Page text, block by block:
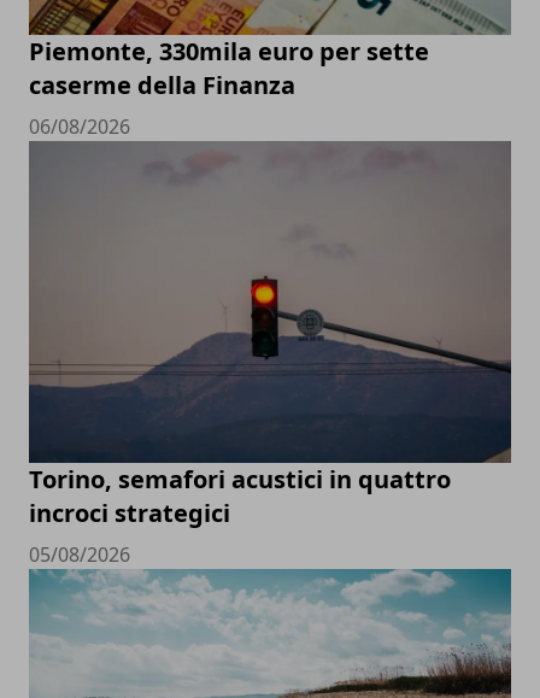
Piemonte, 330mila euro per sette
caserme della Finanza
06/08/2026
Torino, semafori acustici in quattro
incroci strategici
05/08/2026